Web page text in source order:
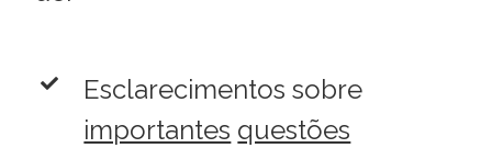
Esclarecimentos sobre
importantes questões